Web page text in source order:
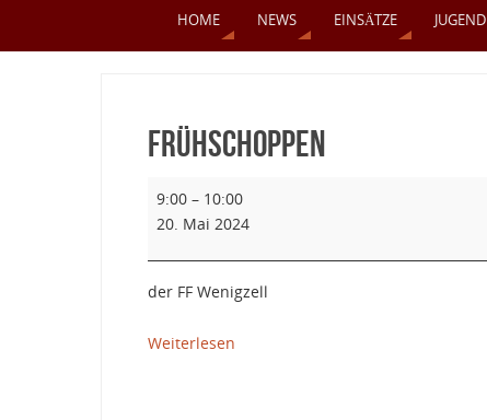
HOME NEWS EINSÄTZE JUGEND
Frühschoppen
9:00 – 10:00
20. Mai 2024
der FF Wenigzell
Weiterlesen